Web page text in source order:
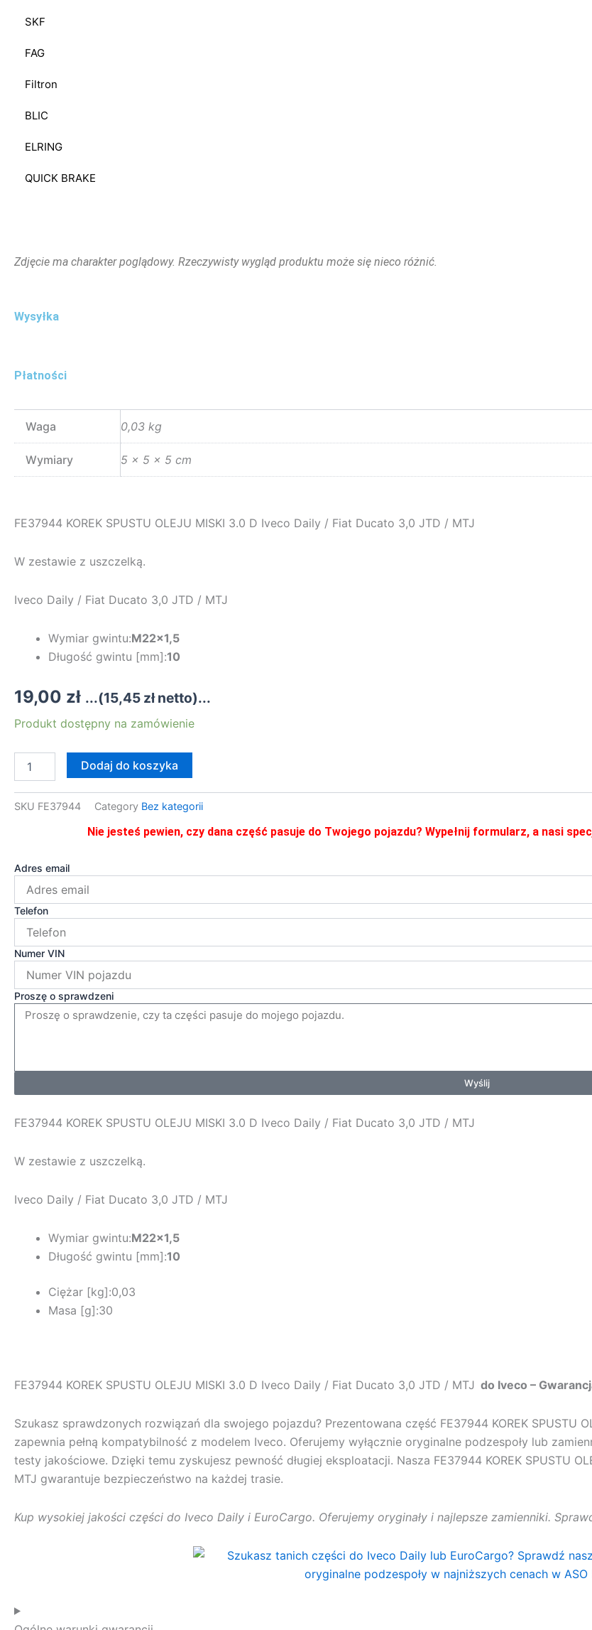
SKF
FAG
Filtron
BLIC
ELRING
QUICK BRAKE
Zdjęcie ma charakter poglądowy. Rzeczywisty wygląd produktu może się nieco różnić.
Wysyłka
Płatności
Waga 0,03 kg
Wymiary 5 × 5 × 5 cm
FE37944 KOREK SPUSTU OLEJU MISKI 3.0 D Iveco Daily / Fiat Ducato 3,0 JTD / MTJ
W zestawie z uszczelką.
Iveco Daily / Fiat Ducato 3,0 JTD / MTJ
Wymiar gwintu:M22x1,5
Długość gwintu [mm]:10
19,00 zł ...(15,45 złnetto)...
Produkt dostępny na zamówienie
ilość
SPUSTU
MISKI
3.0
/
Fiat
Ducato
3,0
JTD
MTJ
Dodaj do koszyka
SKU FE37944 Category Bez kategorii
Nie jesteś pewien, czy dana część pasuje do Twojego pojazdu? Wypełnij formularz, a nasi
Adres email
Telefon
Numer VIN
Proszę o sprawdzeni
Wyślij
FE37944 KOREK SPUSTU OLEJU MISKI 3.0 D Iveco Daily / Fiat Ducato 3,0 JTD / MTJ
W zestawie z uszczelką.
Iveco Daily / Fiat Ducato 3,0 JTD / MTJ
Wymiar gwintu:M22x1,5
Długość gwintu [mm]:10
Ciężar [kg]:0,03
Masa [g]:30
FE37944 KOREK SPUSTU OLEJU MISKI 3.0 D Iveco Daily / Fiat Ducato 3,0 JTD / MTJ do Iveco –
Szukasz sprawdzonych rozwiązań dla swojego pojazdu? Prezentowana część FE37944 KOREK SPUSTU
zapewnia pełną kompatybilność z modelem Iveco. Oferujemy wyłącznie oryginalne podzespoły lub
testy jakościowe. Dzięki temu zyskujesz pewność długiej eksploatacji. Nasza FE37944 KOREK SPUSTU
MTJ gwarantuje bezpieczeństwo na każdej trasie.
Kup wysokiej jakości części do Iveco Daily i EuroCargo. Oferujemy oryginały i najlepsze zamienniki.